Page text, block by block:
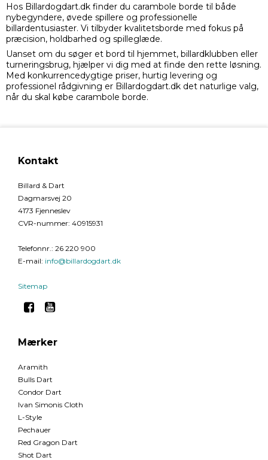
Hos Billardogdart.dk finder du carambole borde til både
nybegyndere, øvede spillere og professionelle
billardentusiaster. Vi tilbyder kvalitetsborde med fokus på
præcision, holdbarhed og spilleglæde.
Uanset om du søger et bord til hjemmet, billardklubben eller
turneringsbrug, hjælper vi dig med at finde den rette løsning.
Med konkurrencedygtige priser, hurtig levering og
professionel rådgivning er Billardogdart.dk det naturlige valg,
når du skal købe carambole borde.
Kontakt
Billard & Dart
Dagmarsvej 20
4173 Fjenneslev
CVR-nummer: 40915931
Telefonnr. : 26 220 900
E-mail: info@billardogdart.dk
Sitemap
Mærker
Aramith
Bulls Dart
Condor Dart
Ivan Simonis Cloth
L-Style
Pechauer
Red Gragon Dart
Shot Dart